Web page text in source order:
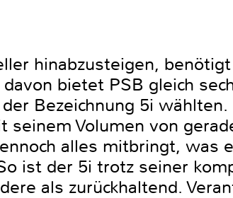
hinabzusteigen,
bietet PSB gleich
Bezeichnung 5i wählten.
Volumen von
alles mitbringt, was
ist der 5i trotz seiner
als zurückhaltend.